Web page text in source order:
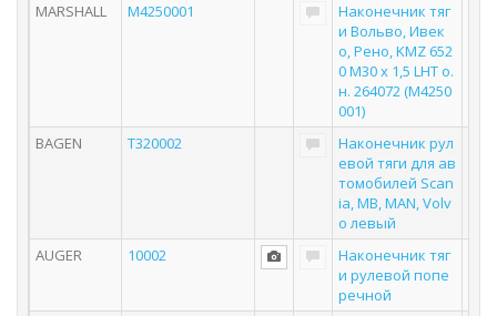
MARSHALL
M4250001
Наконечник тяг
и Вольво, Ивек
о, Рено, KMZ 652
0 M30 x 1,5 LHT о.
н. 264072 (M4250
001)
BAGEN
T320002
Наконечник рул
евой тяги для ав
томобилей Scan
ia, MB, MAN, Volv
o левый
AUGER
10002
Наконечник тяг
и рулевой попе
речной